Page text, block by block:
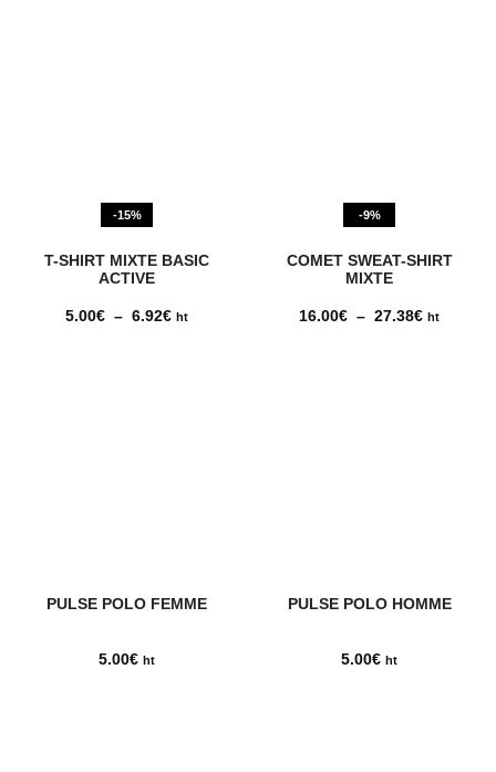
-15%
T-SHIRT MIXTE BASIC
ACTIVE
5.00€ – 6.92€ Plage
ht
-9%
COMET SWEAT-SHIRT
MIXTE
16.00€ – 27.38€ Plage
ht
PULSE POLO FEMME
5.00€ ht
PULSE POLO HOMME
5.00€ ht